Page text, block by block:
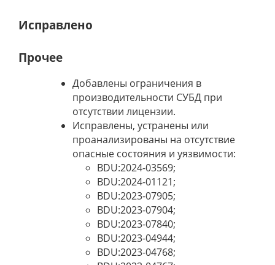
Исправлено
Прочее
Добавлены ограничения в
производительности СУБД при
отсутствии лицензии.
Исправлены, устранены или
проанализированы на отсутствие
опасные состояния и уязвимости:
BDU:2024-03569;
BDU:2024-01121;
BDU:2023-07905;
BDU:2023-07904;
BDU:2023-07840;
BDU:2023-04944;
BDU:2023-04768;